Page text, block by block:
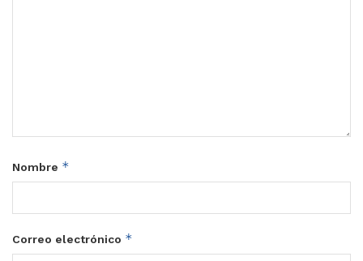
Nombre *
Correo electrónico *